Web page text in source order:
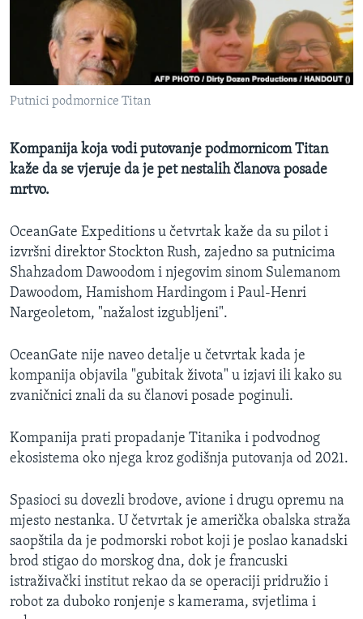
MAGAZIN
O GLASU AMERIKE
Learning English
Putnici podmornice Titan
Kompanija koja vodi putovanje podmornicom Titan
kaže da se vjeruje da je pet nestalih članova posade
mrtvo.
OceanGate Expeditions u četvrtak kaže da su pilot i
izvršni direktor Stockton Rush, zajedno sa putnicima
Shahzadom Dawoodom i njegovim sinom Sulemanom
Dawoodom, Hamishom Hardingom i Paul-Henri
Nargeoletom, "nažalost izgubljeni".
OceanGate nije naveo detalje u četvrtak kada je
kompanija objavila "gubitak života" u izjavi ili kako su
zvaničnici znali da su članovi posade poginuli.
Kompanija prati propadanje Titanika i podvodnog
ekosistema oko njega kroz godišnja putovanja od 2021.
Spasioci su dovezli brodove, avione i drugu opremu na
mjesto nestanka. U četvrtak je američka obalska straža
saopštila da je podmorski robot koji je poslao kanadski
brod stigao do morskog dna, dok je francuski
istraživački institut rekao da se operaciji pridružio i
robot za duboko ronjenje s kamerama, svjetlima i